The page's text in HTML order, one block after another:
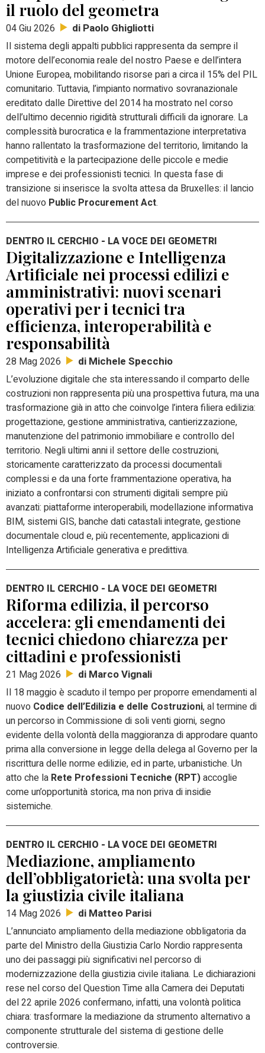
il ruolo del geometra
04 Giu 2026 di Paolo Ghigliotti
Il sistema degli appalti pubblici rappresenta da sempre il
motore dell’economia reale del nostro Paese e dell’intera
Unione Europea, mobilitando risorse pari a circa il 15% del PIL
comunitario. Tuttavia, l’impianto normativo sovranazionale
ereditato dalle Direttive del 2014 ha mostrato nel corso
dell’ultimo decennio rigidità strutturali difficili da ignorare. La
complessità burocratica e la frammentazione interpretativa
hanno rallentato la trasformazione del territorio, limitando la
competitività e la partecipazione delle piccole e medie
imprese e dei professionisti tecnici. In questa fase di
transizione si inserisce la svolta attesa da Bruxelles: il lancio
del nuovo Public Procurement Act.
DENTRO IL CERCHIO - LA VOCE DEI GEOMETRI
Digitalizzazione e Intelligenza
Artificiale nei processi edilizi e
amministrativi: nuovi scenari
operativi per i tecnici tra
efficienza, interoperabilità e
responsabilità
28 Mag 2026 di Michele Specchio
L’evoluzione digitale che sta interessando il comparto delle
costruzioni non rappresenta più una prospettiva futura, ma una
trasformazione già in atto che coinvolge l’intera filiera edilizia:
progettazione, gestione amministrativa, cantierizzazione,
manutenzione del patrimonio immobiliare e controllo del
territorio. Negli ultimi anni il settore delle costruzioni,
storicamente caratterizzato da processi documentali
complessi e da una forte frammentazione operativa, ha
iniziato a confrontarsi con strumenti digitali sempre più
avanzati: piattaforme interoperabili, modellazione informativa
BIM, sistemi GIS, banche dati catastali integrate, gestione
documentale cloud e, più recentemente, applicazioni di
Intelligenza Artificiale generativa e predittiva.
DENTRO IL CERCHIO - LA VOCE DEI GEOMETRI
Riforma edilizia, il percorso
accelera: gli emendamenti dei
tecnici chiedono chiarezza per
cittadini e professionisti
21 Mag 2026 di Marco Vignali
Il 18 maggio è scaduto il tempo per proporre emendamenti al
nuovo Codice dell’Edilizia e delle Costruzioni,al termine di
un percorso in Commissione di soli venti giorni, segno
evidente della volontà della maggioranza di approdare quanto
prima alla conversione in legge della delega al Governo per la
riscrittura delle norme edilizie, ed in parte, urbanistiche. Un
atto che la Rete Professioni Tecniche (RPT)accoglie
come un’opportunità storica, ma non priva di insidie
sistemiche.
DENTRO IL CERCHIO - LA VOCE DEI GEOMETRI
Mediazione, ampliamento
dell’obbligatorietà: una svolta per
la giustizia civile italiana
14 Mag 2026 di Matteo Parisi
L’annunciato ampliamento della mediazione obbligatoria da
parte del Ministro della Giustizia Carlo Nordio rappresenta
uno dei passaggi più significativi nel percorso di
modernizzazione della giustizia civile italiana. Le dichiarazioni
rese nel corso del Question Time alla Camera dei Deputati
del 22 aprile 2026 confermano, infatti, una volontà politica
chiara: trasformare la mediazione da strumento alternativo a
componente strutturale del sistema di gestione delle
controversie.